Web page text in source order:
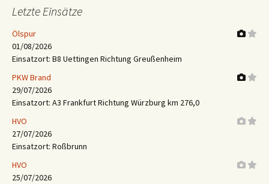
Letzte Einsätze
Ölspur
01/08/2026
Einsatzort: B8 Uettingen Richtung Greußenheim
PKW Brand
29/07/2026
Einsatzort: A3 Frankfurt Richtung Würzburg km 276,0
HVO
27/07/2026
Einsatzort: Roßbrunn
HVO
25/07/2026